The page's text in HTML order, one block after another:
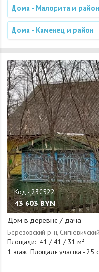
Дома - Малорита и район
Дома - Каменец и район
1/11
43 603 BYN
Дом в деревне / дача